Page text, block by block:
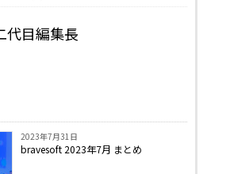
代目編集長
2023年7月31日
bravesoft 2023年7月 まとめ